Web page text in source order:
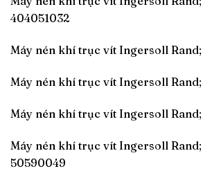
404051032
Máy nén khí trục vít Ingersoll Rand;
Máy nén khí trục vít Ingersoll Rand;
Máy nén khí trục vít Ingersoll
Máy nén khí trục vít Ingersoll
50590049